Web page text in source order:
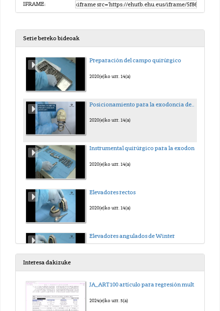
IFRAME:
Serie bereko bideoak
Preparación del campo quirúrgico
2020(e)ko urr. 14(a)
2020(e)ko urr. 14(a)
2020(e)ko urr. 14(a)
Elevadores rectos
2020(e)ko urr. 14(a)
Elevadores angulados de Winter
Interesa dakizuke
JA_ART100 artículo para regresión multilineal_sub_eus
2024(e)ko urr. 5(a)